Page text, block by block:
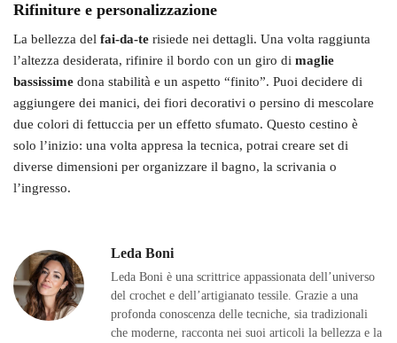
Rifiniture e personalizzazione
La bellezza del fai-da-te risiede nei dettagli. Una volta raggiunta
l’altezza desiderata, rifinire il bordo con un giro di maglie
bassissime dona stabilità e un aspetto “finito”. Puoi decidere di
aggiungere dei manici, dei fiori decorativi o persino di mescolare
due colori di fettuccia per un effetto sfumato. Questo cestino è
solo l’inizio: una volta appresa la tecnica, potrai creare set di
diverse dimensioni per organizzare il bagno, la scrivania o
l’ingresso.
Leda Boni
Leda Boni è una scrittrice appassionata dell’universo
del crochet e dell’artigianato tessile. Grazie a una
profonda conoscenza delle tecniche, sia tradizionali
che moderne, racconta nei suoi articoli la bellezza e la